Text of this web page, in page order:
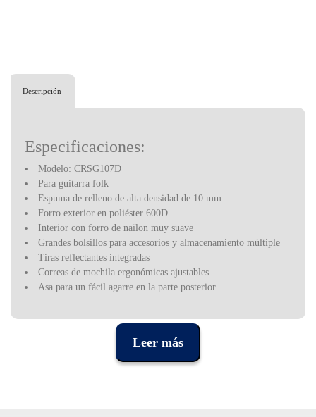
Descripción
Especificaciones:
Modelo: CRSG107D
Para guitarra folk
Espuma de relleno de alta densidad de 10 mm
Forro exterior en poliéster 600D
Interior con forro de nailon muy suave
Grandes bolsillos para accesorios y almacenamiento múltiple
Tiras reflectantes integradas
Correas de mochila ergonómicas ajustables
Asa para un fácil agarre en la parte posterior
Cerrar no. 10 con asas de tela
Marca con estampado de seda Crossrock™
Leer más